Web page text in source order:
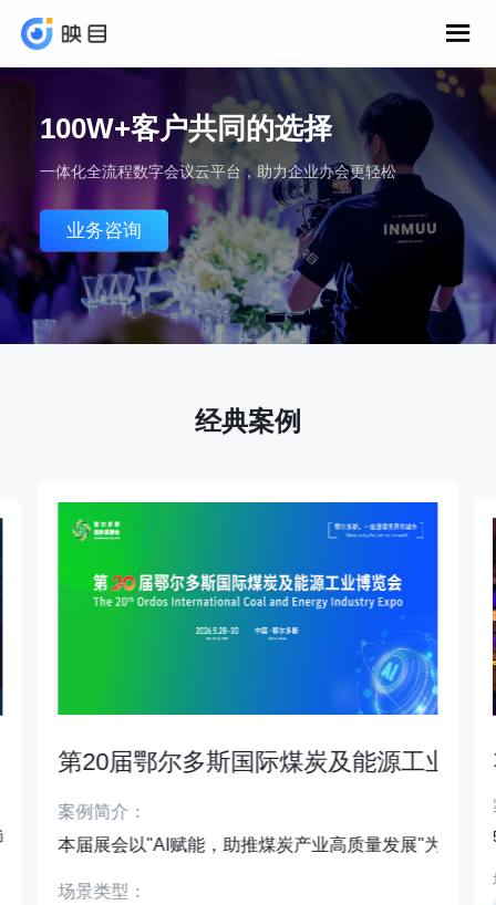
100W+客户共同的选择
一体化全流程数字会议云平台，助力企业办会更轻松
业务咨询
经典案例
回赛北京站（以下简称PPA北京公开赛）完美落幕！
第20届鄂尔多斯国际煤炭及能源工业博
案例简介：
本届展会以"AI赋能，助推煤炭产业高质量发展"为主题
场景类型：